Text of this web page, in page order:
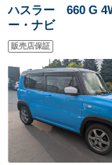
ハスラー 660 G
ー・ナビ
販売店保証